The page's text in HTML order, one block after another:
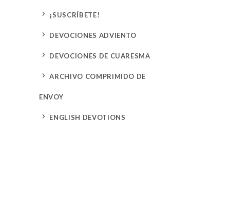
5 ¡SUSCRÍBETE!
5 DEVOCIONES ADVIENTO
5 DEVOCIONES DE CUARESMA
5 ARCHIVO COMPRIMIDO DE
ENVOY
5 ENGLISH DEVOTIONS